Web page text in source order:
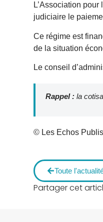
L’Association
judiciaire le
Ce régime est
de la situation
Le conseil
Rappel : la
© Les Echos
Toute
Partager cet